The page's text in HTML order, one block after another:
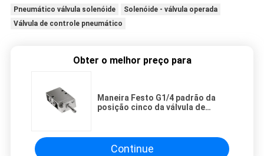
Pneumático válvula solenóide
Solenóide - válvula operada
Válvula de controle pneumático
Obter o melhor preço para
Maneira Festo G1/4 padrão da
posição cinco da válvula de
Continue